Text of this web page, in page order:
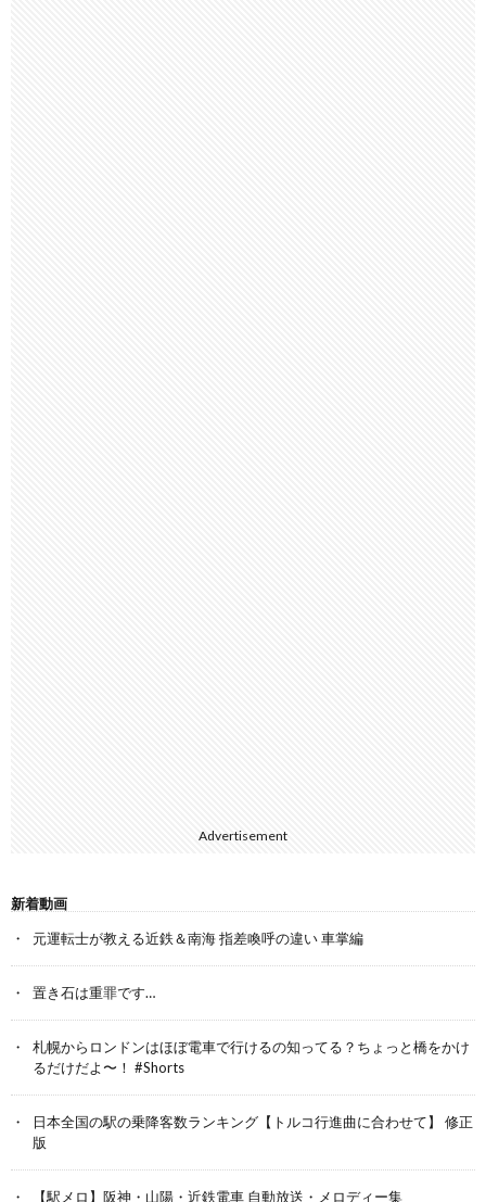
Advertisement
新着動画
元運転士が教える近鉄＆南海 指差喚呼の違い 車掌編
置き石は重罪です…
札幌からロンドンはほぼ電車で行けるの知ってる？ちょっと橋をかけ
るだけだよ〜！ #Shorts
日本全国の駅の乗降客数ランキング【トルコ行進曲に合わせて】 修正
版
【駅メロ】阪神・山陽・近鉄電車 自動放送・メロディー集